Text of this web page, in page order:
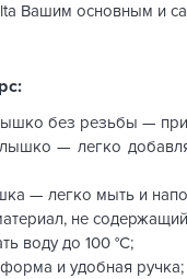
Вашим основным и
без резьбы —
— легко
— легко мыть и
не
воду до 100 °С;
и удобная ручка;